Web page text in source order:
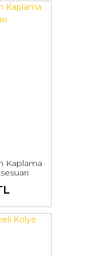
Kaplama